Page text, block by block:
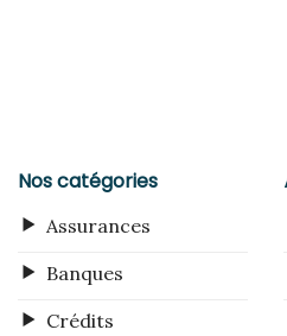
Nos catégories
Assurances
Banques
Crédits